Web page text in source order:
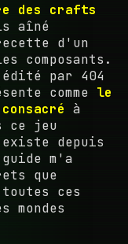
des crafts
aîné
d'un
composants.
par 404
comme le
à
ce jeu
depuis
m'a
que
ces
mondes